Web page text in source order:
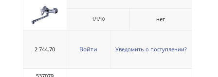
1/1/10 нет
2 744.70 Войти Уведомить о поступлении?